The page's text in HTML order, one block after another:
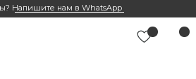
Напишите нам в WhatsApp